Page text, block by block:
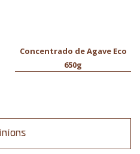
Concentrado de Agave Eco
650g